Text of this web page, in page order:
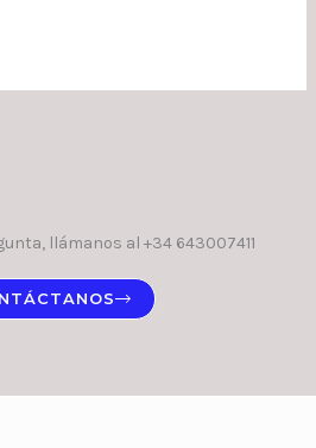
llámanos al +34 643007411